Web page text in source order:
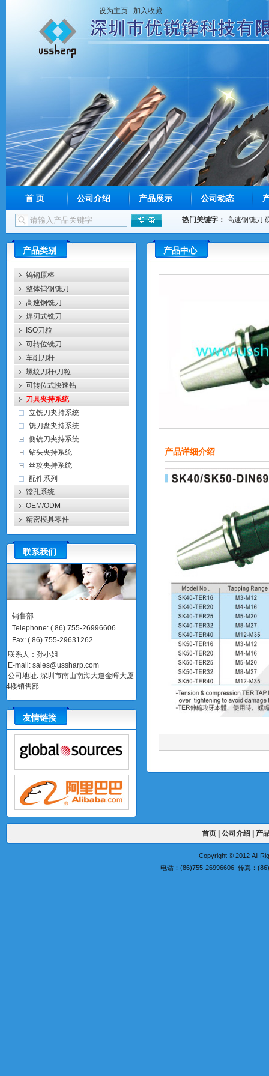
设为主页 加入收藏
首 页 公司介绍 产品展示 公司动态
热门关键字： 高速钢铣刀
产品类别
钨钢原棒
整体钨钢铣刀
高速钢铣刀
焊刃式铣刀
ISO刀粒
可转位铣刀
车削刀杆
螺纹刀杆/刀粒
可转位式快速钻
刀具夹持系统
立铣刀夹持系统
铣刀盘夹持系统
侧铣刀夹持系统
钻头夹持系统
丝攻夹持系统
配件系列
镗孔系统
OEM/ODM
精密模具零件
联系我们
销售部
Telephone:(86)755-26996606
Fax:(86)755-29631262
联系人：孙小姐
E-mail:sales@ussharp.com
公司地址: 深圳市南山南海大道金晖大厦
4楼销售部
友情链接
产品中心
产品详细介绍
首页|公司介绍| 产
Copyright © 2012 All
电话：(86)755-26996606 传真：